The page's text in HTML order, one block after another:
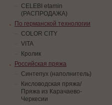
СELEBI etamin
(РАСПРОДАЖА)
По германской технологии
COLOR CITY
VITA
Кролик
Российская пряжа
Синтепух (наполнитель)
Кисловодская пряжа/
Пряжа из Карачаево-
Черкесии